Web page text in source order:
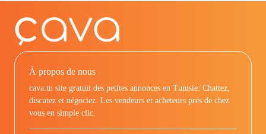
À propos de nous
cava.tn site gratuit des petites annonces en Tunisie: Chattez,
discutez et négociez. Les vendeurs et acheteurs prés de chez
vous en simple clic.